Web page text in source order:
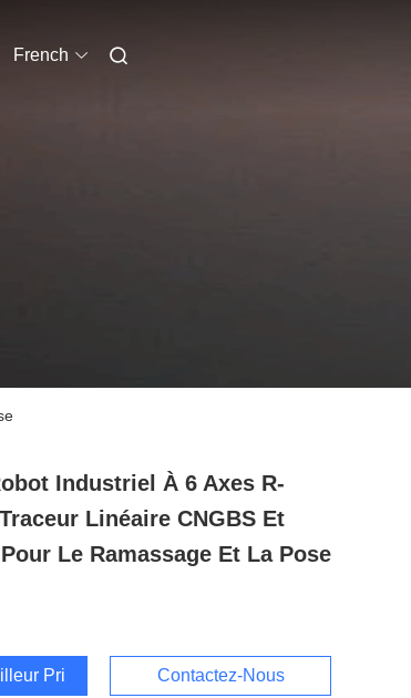
French
Industriel À 6 Axes R-
Linéaire CNGBS Et
Le Ramassage Et La Pose
Prix Contactez-Nous